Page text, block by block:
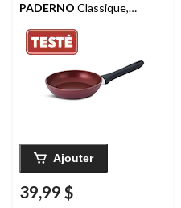
PADERNO Classique,
po
Ajouter
39,99 $